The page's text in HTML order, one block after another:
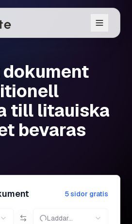
till litauiska
bevaras
5 sidor gratis
Laddar...